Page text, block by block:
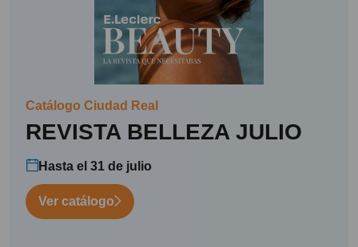
Catálogo Ciudad Real
REVISTA BELLEZA JULIO
Hasta el 31 de julio
Ver catálogo